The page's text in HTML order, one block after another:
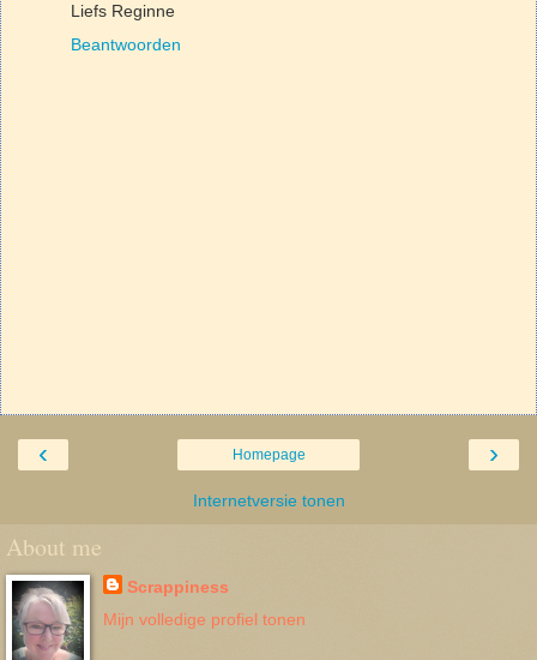
Liefs Reginne
Beantwoorden
‹ ›
Homepage
Internetversie tonen
About me
Scrappiness
Mijn volledige profiel tonen